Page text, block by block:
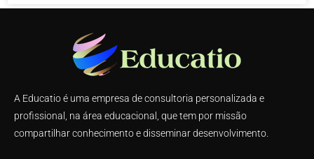
A Educatio é uma empresa de consultoria personalizada e
profissional, na área educacional, que tem por missão
compartilhar conhecimento e disseminar desenvolvimento.